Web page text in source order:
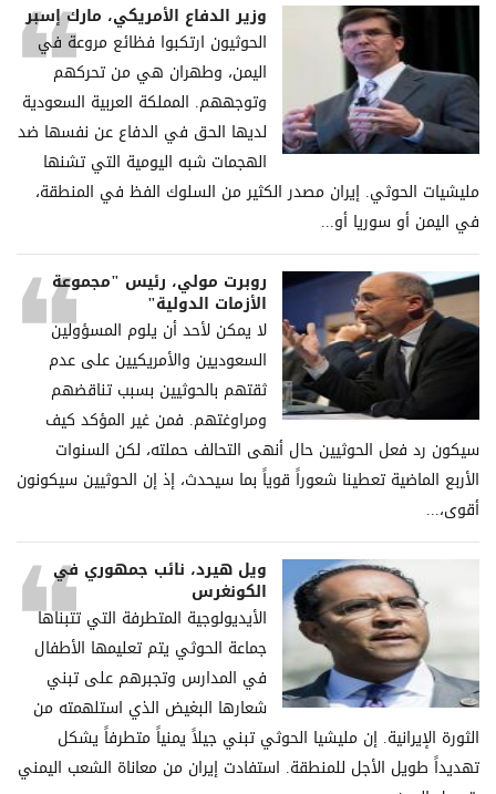
وزير الدفاع الأمريكي، مارك إسبر
الحوثيون ارتكبوا فظائع مروعة في
اليمن، وطهران هي من تحركهم
وتوجههم. المملكة العربية السعودية
لديها الحق في الدفاع عن نفسها ضد
الهجمات شبه اليومية التي تشنها
مليشيات الحوثي. إيران مصدر الكثير من السلوك الفظ في المنطقة،
في اليمن أو سوريا أو...
روبرت مولي، رئيس "مجموعة
الأزمات الدولية"
لا يمكن لأحد أن يلوم المسؤولين
السعوديين والأمريكيين على عدم
ثقتهم بالحوثيين بسبب تناقضهم
ومراوغتهم. فمن غير المؤكد كيف
سيكون رد فعل الحوثيين حال أنهى التحالف حملته، لكن السنوات
الأربع الماضية تعطينا شعوراً قوياً بما سيحدث، إذ إن الحوثيين سيكونون
أقوى،...
ويل هيرد، نائب جمهوري في
الكونغرس
الأيديولوجية المتطرفة التي تتبناها
جماعة الحوثي يتم تعليمها الأطفال
في المدارس وتجبرهم على تبني
شعارها البغيض الذي استلهمته من
الثورة الإيرانية. إن مليشيا الحوثي تبني جيلاً يمنياً متطرفاً يشكل
تهديداً طويل الأجل للمنطقة. استفادت إيران من معاناة الشعب اليمني